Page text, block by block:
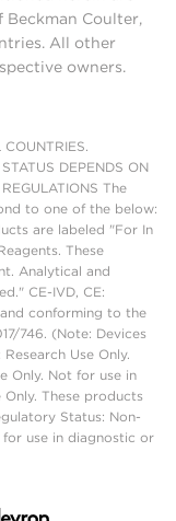
Coulter,
All other
owners.
DEPENDS ON
The
to one of the below:
are labeled "For In
These
Analytical and
CE-IVD, CE:
conforming to the
746. (Note: Devices
Use Only.
Only. Not for use in
These products
Status: Non-
use in diagnostic or